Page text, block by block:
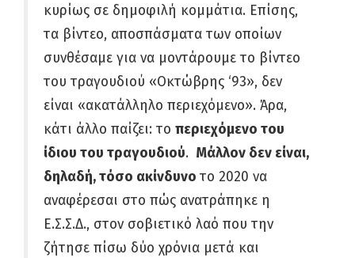
κυρίως σε δημοφιλή κομμάτια. Επίσης,
τα βίντεο, αποσπάσματα των οποίων
συνθέσαμε για να μοντάρουμε το βίντεο
του τραγουδιού «Οκτώβρης ‘93», δεν
είναι «ακατάλληλο περιεχόμενο». Άρα,
κάτι άλλο παίζει: το περιεχόμενο του
ίδιου του τραγουδιού. Μάλλον δεν είναι,
δηλαδή, τόσο ακίνδυνο το 2020 να
αναφέρεσαι στο πώς ανατράπηκε η
Ε.Σ.Σ.Δ., στον σοβιετικό λαό που την
ζήτησε πίσω δύο χρόνια μετά και